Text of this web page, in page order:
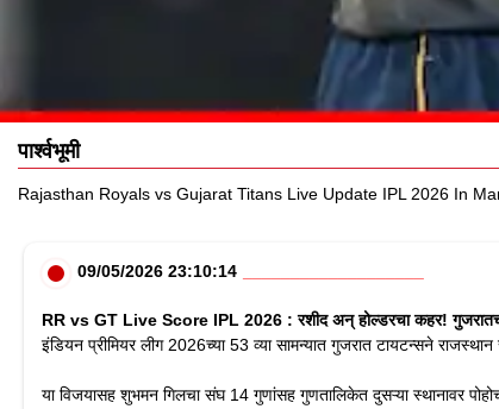
पार्श्वभूमी
Rajasthan Royals vs Gujarat Titans Live Update IPL 2026 In Marathi
09/05/2026 23:10:14
RR vs GT Live Score IPL 2026 : रशीद अन् होल्डरचा कहर! गुजरातचा
इंडियन प्रीमियर लीग 2026च्या 53 व्या सामन्यात गुजरात टायटन्सने
या विजयासह शुभमन गिलचा संघ 14 गुणांसह गुणतालिकेत दुसऱ्या स्थानावर